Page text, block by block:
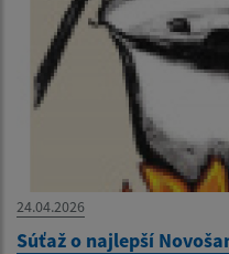
24.04.2026
Súťaž o najlepší